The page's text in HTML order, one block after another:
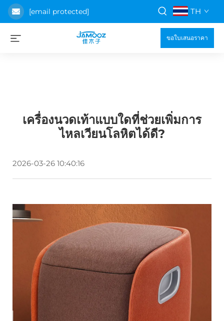
[email protected] TH
ขอใบเสนอราคา
เครื่องนวดเท้าแบบใดที่ช่วยเพิ่มการ
ไหลเวียนโลหิตได้ดี?
2026-03-26 10:40:16